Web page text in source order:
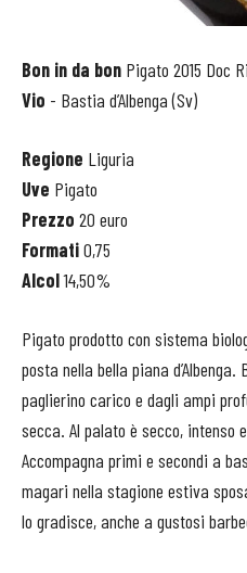
Bon in da bon Pigato 2015 Doc
Vio - Bastia d’Albenga (Sv)
Regione Liguria
Uve Pigato
Prezzo 20 euro
Formati0,75
Alcol14,50%
Pigato prodotto con sistema
posta nella bella piana
paglierino carico e dagli ampi
secca. Al palato è secco, intenso
Accompagna primi e secondi a
magari nella stagione estiva
lo gradisce, anche a gustosi